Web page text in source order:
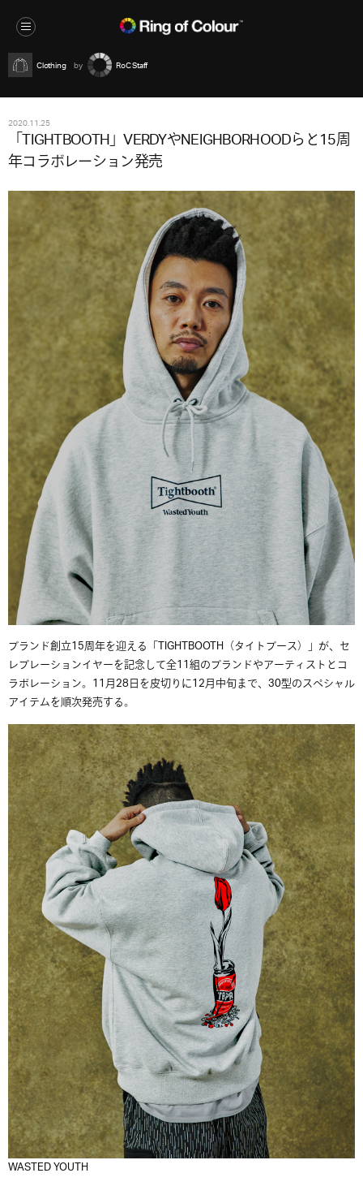
Clothing RoC Staff
2020.11.25
「TIGHTBOOTH」VERDYやNEIGHBORHOODらと15周
年コラボレーション発売
ブランド創立15周年を迎える「TIGHTBOOTH（タイトブース）」が、セ
レブレーションイヤーを記念して全11組のブランドやアーティストとコ
ラボレーション。11月28日を皮切りに12月中旬まで、30型のスペシャル
アイテムを順次発売する。
WASTED YOUTH